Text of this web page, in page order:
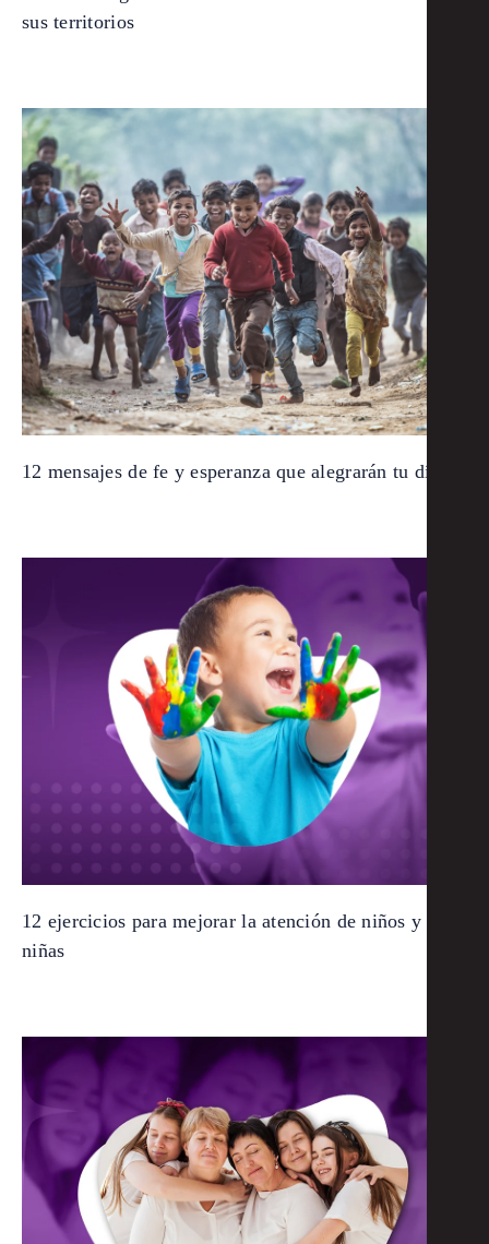
sus territorios
12 mensajes de fe y esperanza que alegrarán tu día
12 ejercicios para mejorar la atención de niños y
niñas